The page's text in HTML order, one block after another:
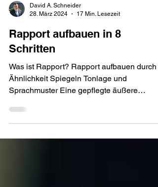
28. März 2024
17 Min. Lesezeit
Rapport aufbauen in 8
Schritten
Was ist Rapport? Rapport aufbauen durch
Ähnlichkeit Spiegeln Tonlage und
Sprachmuster Eine gepflegte äußere